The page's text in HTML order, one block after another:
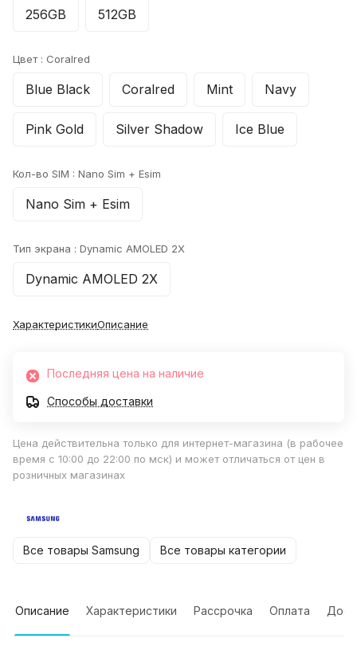
256GB 512GB
Цвет : Coralred
Blue Black Coralred Mint Navy
Pink Gold Silver Shadow Ice Blue
Кол-во SIM : Nano Sim + Esim
Nano Sim + Esim
Тип экрана : Dynamic AMOLED 2X
Dynamic AMOLED 2X
ХарактеристикиОписание
Последняя цена на наличие
Способы доставки
Цена действительна только для интернет-магазина (в рабочее
время с 10:00 до 22:00 по мск) и может отличаться от цен в
розничных магазинах
Все товары Samsung Все товары категории
Описание Характеристики Рассрочка Оплата